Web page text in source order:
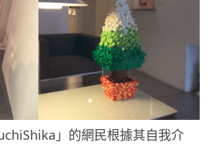
」的網民根據其自我介